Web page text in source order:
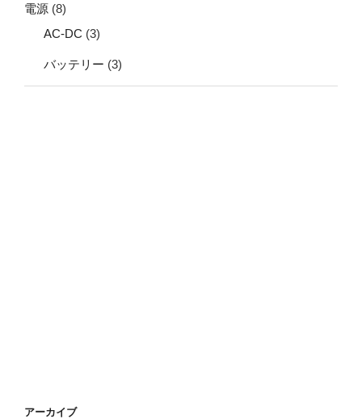
電源 (8)
AC-DC (3)
バッテリー (3)
アーカイブ